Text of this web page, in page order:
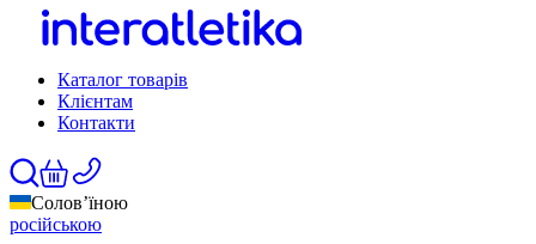
Каталог товарів
Клієнтам
Контакти
Солов’їною
російською